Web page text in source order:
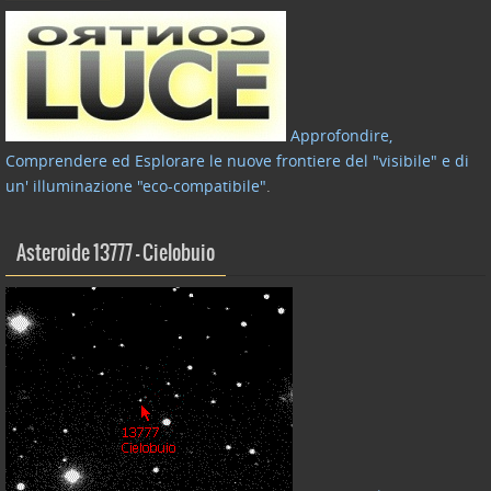
Approfondire,
Comprendere ed Esplorare le nuove frontiere del "visibile" e di
un' illuminazione "eco-compatibile".
Asteroide 13777 – Cielobuio